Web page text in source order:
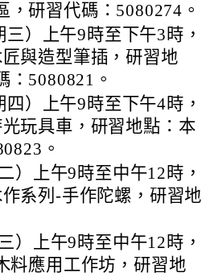
研習代碼：5080274。
）上午9時至下午3時，
與造型筆插，研習地
：5080821。
）上午9時至下午4時，
玩具車，研習地點：本
。
）上午9時至中午12時，
系列-手作陀螺，研習地
）上午9時至中午12時，
料應用工作坊，研習地